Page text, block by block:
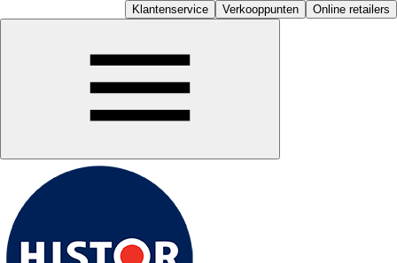
Klantenservice Verkooppunten Online retailers